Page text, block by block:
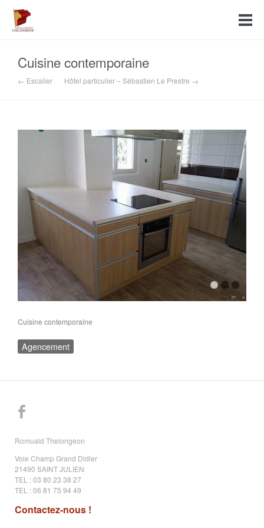
Cuisine contemporaine
← Escalier Hôtel particulier – Sébastien Le Prestre →
Cuisine contemporaine
Agencement
Romuald Thelongeon
Voie Champ Grand Didier
21490 SAINT JULIEN
TEL : 03 80 23 38 27
TEL : 06 81 75 94 49
Contactez-nous !